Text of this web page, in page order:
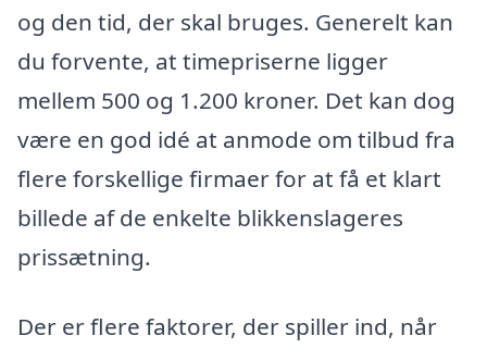
og den tid, der skal bruges. Generelt kan
du forvente, at timepriserne ligger
mellem 500 og 1.200 kroner. Det kan dog
være en god idé at anmode om tilbud fra
flere forskellige firmaer for at få et klart
billede af de enkelte blikkenslageres
prissætning.
Der er flere faktorer, der spiller ind, når